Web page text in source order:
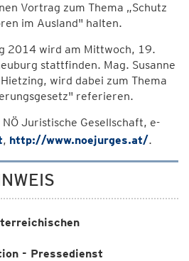
Vortrag zum Thema „Schutz
im Ausland" halten.
2014 wird am Mittwoch, 19.
stattfinden. Mag. Susanne
wird dabei zum Thema
referieren.
Juristische Gesellschaft, e-
, http://www.noejurges.at/.
- Pressedienst